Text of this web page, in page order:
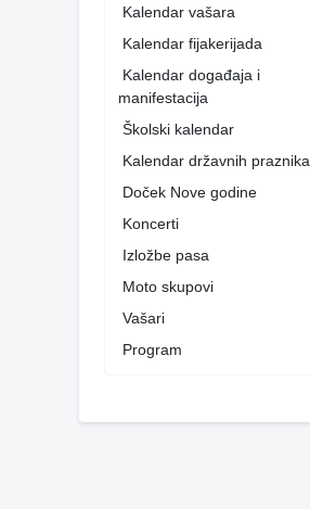
Kalendar vašara
Kalendar fijakerijada
Kalendar događaja i
manifestacija
Školski kalendar
Kalendar državnih praznika
Doček Nove godine
Koncerti
Izložbe pasa
Moto skupovi
Vašari
Program